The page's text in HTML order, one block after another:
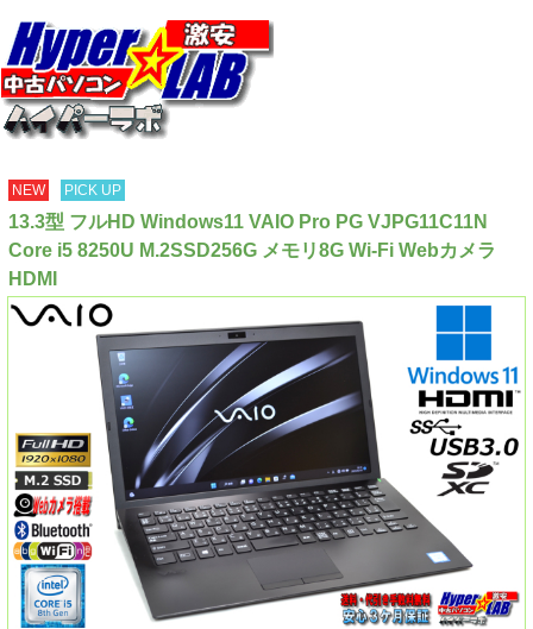
NEW PICK UP
13.3型 フルHD Windows11 VAIO Pro PG VJPG11C11N
Core i5 8250U M.2SSD256G メモリ8G Wi-Fi Webカメラ
HDMI